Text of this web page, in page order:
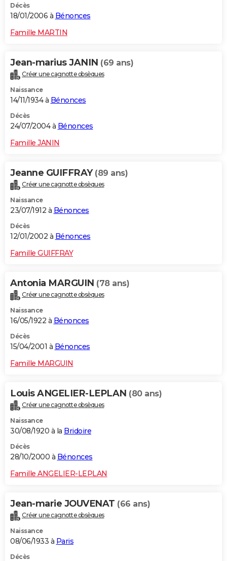
Décès
18/01/2006 à Bénonces
Famille MARTIN
Jean-marius JANIN (69 ans)
Créer une cagnotte obsèques
Naissance
14/11/1934 à Bénonces
Décès
24/07/2004 à Bénonces
Famille JANIN
Jeanne GUIFFRAY (89 ans)
Créer une cagnotte obsèques
Naissance
23/07/1912 à Bénonces
Décès
12/01/2002 à Bénonces
Famille GUIFFRAY
Antonia MARGUIN (78 ans)
Créer une cagnotte obsèques
Naissance
16/05/1922 à Bénonces
Décès
15/04/2001 à Bénonces
Famille MARGUIN
Louis ANGELIER-LEPLAN (80 ans)
Créer une cagnotte obsèques
Naissance
30/08/1920 à la Bridoire
Décès
28/10/2000 à Bénonces
Famille ANGELIER-LEPLAN
Jean-marie JOUVENAT (66 ans)
Créer une cagnotte obsèques
Naissance
08/06/1933 à Paris
Décès